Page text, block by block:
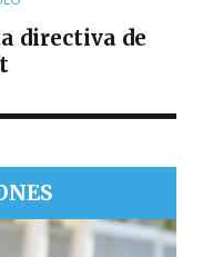
directiva de